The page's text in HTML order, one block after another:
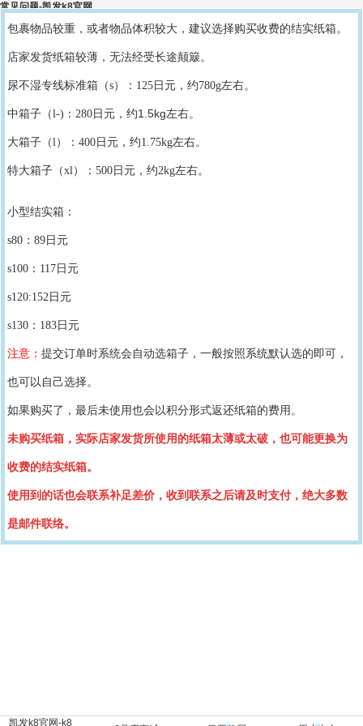
常见问题-凯发k8官网
包裹物品较重，或者物品体积较大，建议选择购买收费的结实纸箱。
店家发货纸箱较薄，无法经受长途颠簸。
尿不湿专线标准箱（s）： 125日元，约780g左右。
中箱子（l-) ： 280日元， 约1.5kg左右。
大箱子（l）： 400日元，约1.75kg左右。
特大箱子（xl）： 500日元，约2kg左右。
小型结实箱：
s80：89日元
s100：117日元
s120:152日元
s130：183日元
注意： 提交订单时系统会自动选箱子，一般按照系统默认选的即可，
也可以自己选择。
如果购买了 ，最后未使用也会以积分形式返还纸箱的费用。
未购买纸箱，实际店家发货所使用的纸箱太薄或太破，也可能更换为
收费的结实纸箱。
使用到的话也会联系补足差价，收到联系之后请及时支付，绝大多数
是邮件联络。
凯发k8官网-k8
网站地图